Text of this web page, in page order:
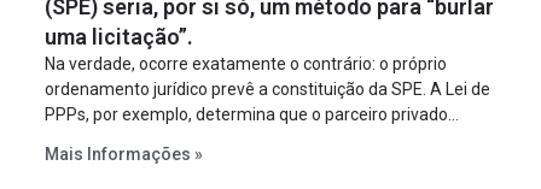
(SPE) seria, por si só, um método para “burlar
uma licitação”.
Na verdade, ocorre exatamente o contrário: o próprio
ordenamento jurídico prevê a constituição da SPE. A Lei de
PPPs, por exemplo, determina que o parceiro privado
empreendimento. Ou seja, a suposta “fraude à licitação” é
Mais Informações »